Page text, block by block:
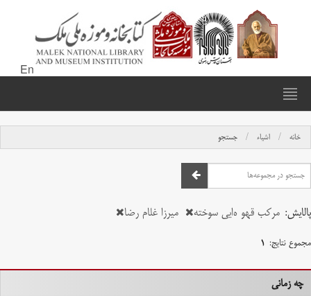
En
خانه اشیاء جستجو
پالایش: مرکب قهو ه‌ایی سوخته میرزا غلام رضا
مجموع نتایج: ۱
چه زمانی